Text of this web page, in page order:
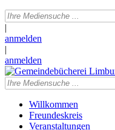
|
anmelden
|
anmelden
Willkommen
Freundeskreis
Veranstaltungen